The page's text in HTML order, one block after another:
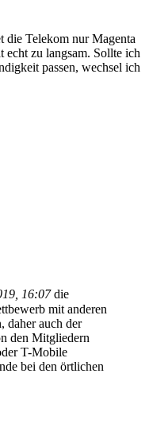
die Telekom nur Magenta
zu langsam. Sollte ich
passen, wechsel ich
16:07die
mit anderen
daher auch der
den Mitgliedern
T-Mobile
bei den örtlichen